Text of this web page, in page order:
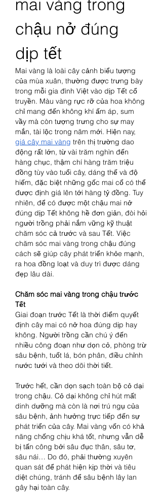
mai vàng trong
chậu nở đúng
dịp tết
Mai vàng là loài cây cảnh biểu tượng
của mùa xuân, thường được trưng bày
trong mỗi gia đình Việt vào dịp Tết cổ
truyền. Màu vàng rực rỡ của hoa không
chỉ mang đến không khí ấm áp, sum
vầy mà còn tượng trưng cho sự may
giá cây mai vàng trên thị trường dao
động rất lớn, từ vài trăm nghìn đến
hàng chục, thậm chí hàng trăm triệu
đồng tùy vào tuổi cây, dáng thế và độ
hiếm, đặc biệt những gốc mai cổ có thể
được định giá lên tới hàng tỷ đồng. Tuy
nhiên, để có được một chậu mai nở
đúng dịp Tết không hề đơn giản, đòi hỏi
người trồng phải nắm vững kỹ thuật
chăm sóc cả trước và sau Tết. Việc
chăm sóc mai vàng trong chậu đúng
cách sẽ giúp cây phát triển khỏe mạnh,
ra hoa đồng loạt và duy trì được dáng
đẹp lâu dài.
Chăm sóc mai vàng trong chậu trước
Tết
Giai đoạn trước Tết là thời điểm quyết
định cây mai có nở hoa đúng dịp hay
không. Người trồng cần chú ý đến
nhiều công đoạn như dọn cỏ, phòng trừ
sâu bệnh, tuốt lá, bón phân, điều chỉnh
nước tưới và theo dõi thời tiết.
Trước hết, cần dọn sạch toàn bộ cỏ dại
trong chậu. Cỏ dại không chỉ hút mất
dinh dưỡng mà còn là nơi trú ngụ của
sâu bệnh, ảnh hưởng trực tiếp đến sự
phát triển của cây. Mai vàng vốn có khả
năng chống chịu khá tốt, nhưng vẫn dễ
bị tấn công bởi sâu đục thân, sâu tơ,
sâu nái… Do đó, phải thường xuyên
quan sát để phát hiện kịp thời và tiêu
diệt chúng, tránh để sâu bệnh lây lan
gây hại toàn cây.